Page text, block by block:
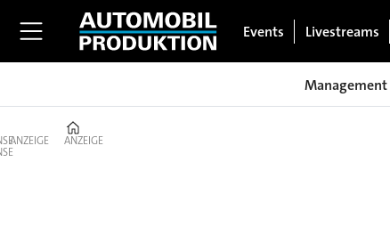
Events Livestreams
Management
ANZEIGE ANZEIGE